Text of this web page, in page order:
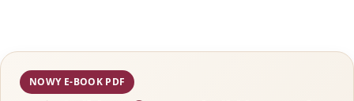
NOWY E-BOOK PDF